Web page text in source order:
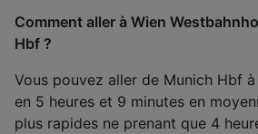
Comment aller à Wien
Hbf ?
Vous pouvez aller de Munich Hbf
en 5 heures et 9 minutes en
plus rapides ne prenant que 4